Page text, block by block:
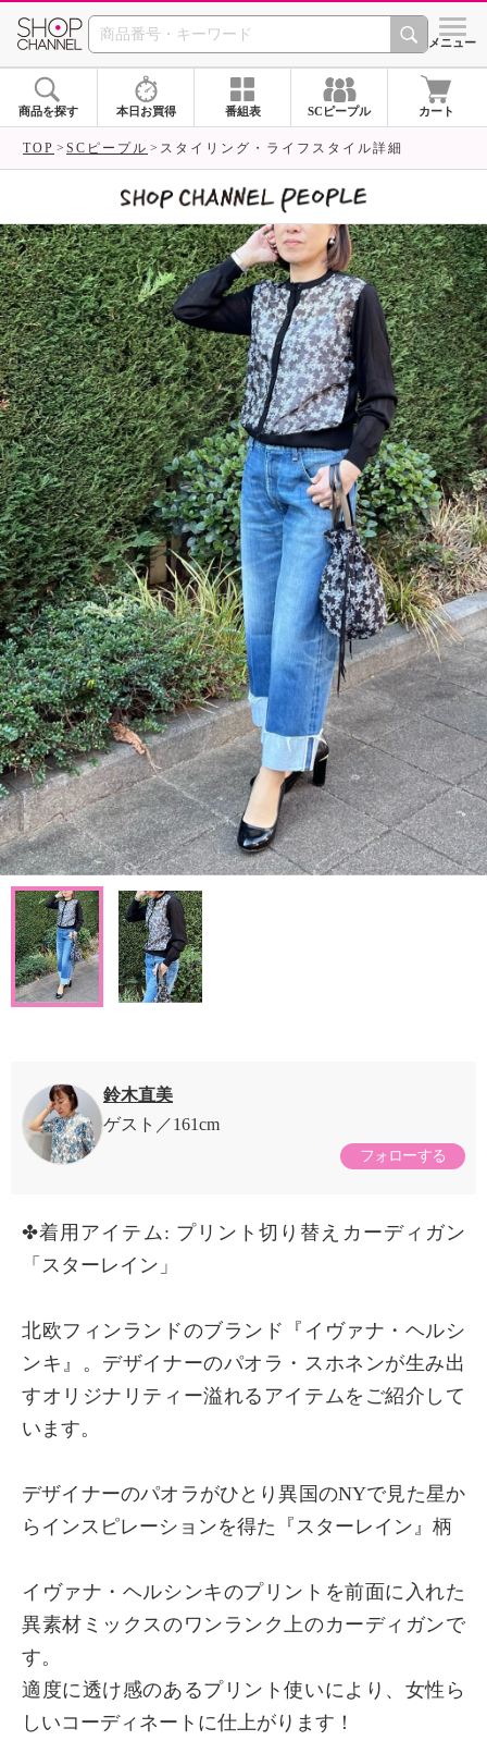
SHOP CHANNEL シメニュー
商品を探す 本日お買得 番組表 SCピープル カート
TOP SCピープル スタイリング・ライフスタイル詳細
鈴木直美
ゲスト
161cm
フォローする
✤着用アイテム: プリント切り替えカーディガン
「スターレイン」
北欧フィンランドのブランド『イヴァナ・ヘルシ
ンキ』。デザイナーのパオラ・スホネンが生み出
すオリジナリティー溢れるアイテムをご紹介して
います。
デザイナーのパオラがひとり異国のNYで見た星か
らインスピレーションを得た『スターレイン』柄
イヴァナ・ヘルシンキのプリントを前面に入れた
異素材ミックスのワンランク上のカーディガンで
す。
適度に透け感のあるプリント使いにより、女性ら
しいコーディネートに仕上がります！